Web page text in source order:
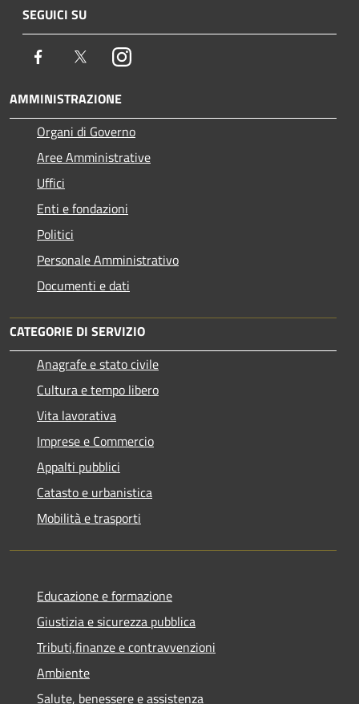
SEGUICI SU
Facebook TwitterInstagram
AMMINISTRAZIONE
Organi di Governo
Aree Amministrative
Uffici
Enti e fondazioni
Politici
Personale Amministrativo
Documenti e dati
CATEGORIE DI SERVIZIO
Anagrafe e stato civile
Cultura e tempo libero
Vita lavorativa
Imprese e Commercio
Appalti pubblici
Catasto e urbanistica
Mobilità e trasporti
Educazione e formazione
Giustizia e sicurezza pubblica
Tributi,finanze e contravvenzioni
Ambiente
Salute, benessere e assistenza